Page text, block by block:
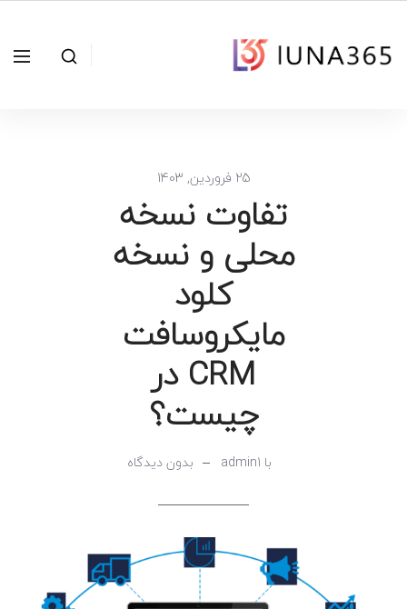
25 فروردین, 1403
تفاوت نسخه
محلی و نسخه
کلود
مایکروسافت
CRM در
چیست؟
با admin1 بدون دیدگاه